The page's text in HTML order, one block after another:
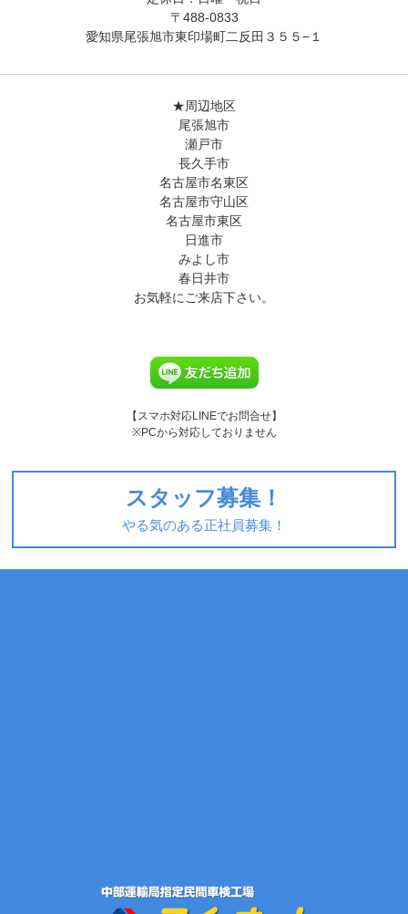
〒488-0833
愛知県尾張旭市東印場町二反田３５５−１
★周辺地区
尾張旭市
瀬戸市
長久手市
名古屋市名東区
名古屋市守山区
名古屋市東区
日進市
みよし市
春日井市
お気軽にご来店下さい。
【スマホ対応LINEでお問合せ】
※PCから対応しておりません
スタッフ募集！
やる気のある正社員募集！